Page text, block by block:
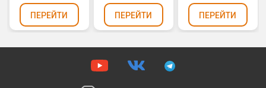
ПЕРЕЙТИ ПЕРЕЙТИ ПЕРЕЙТИ